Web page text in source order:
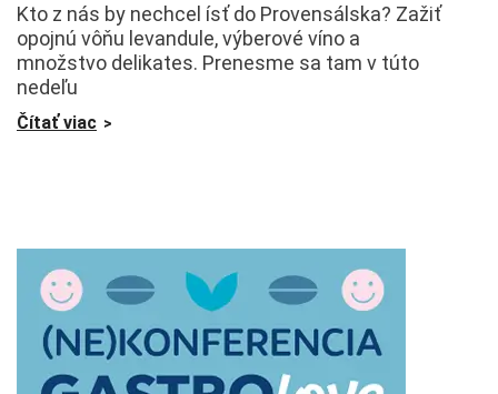
Kto z nás by nechcel ísť do Provensálska? Zažiť
opojnú vôňu levandule, výberové víno a
množstvo delikates. Prenesme sa tam v túto
nedeľu
Čítať viac